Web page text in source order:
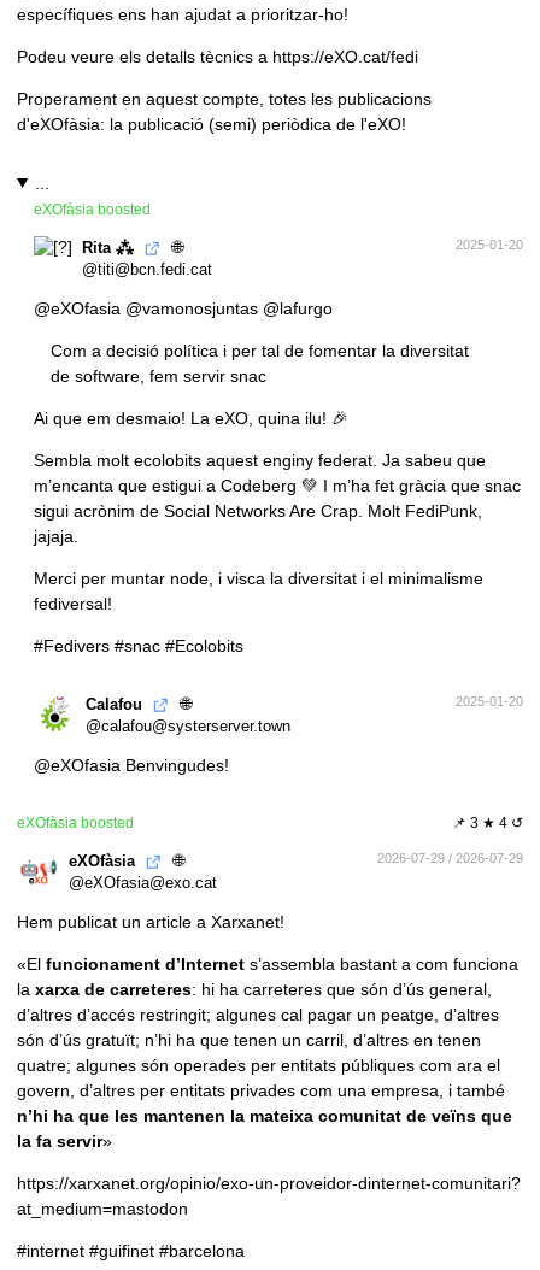
específiques ens han ajudat a prioritzar-ho!
Podeu veure els detalls tècnics a https://eXO.cat/fedi
Properament en aquest compte, totes les publicacions
d'eXOfàsia: la publicació (semi) periòdica de l'eXO!
eXOfàsia boosted
Rita ⁂ 🌐 2025-01-20
@titi@bcn.fedi.cat
@eXOfasia @vamonosjuntas @lafurgo
Com a decisió política i per tal de fomentar la diversitat
de software, fem servir snac
Ai que em desmaio! La eXO, quina ilu! 🎉
Sembla molt ecolobits aquest enginy federat. Ja sabeu que
m’encanta que estigui a Codeberg 💚 I m’ha fet gràcia que snac
sigui acrònim de Social Networks Are Crap. Molt FediPunk,
jajaja.
Merci per muntar node, i visca la diversitat i el minimalisme
fediversal!
#Fedivers #snac #Ecolobits
Calafou 🌐 2025-01-20
@calafou@systerserver.town
@eXOfasia Benvingudes!
📌 3 ★ 4 ↺
eXOfàsia boosted
eXOfàsia 🌐 2026-07-29 / 2026-07-29
@eXOfasia@exo.cat
Hem publicat un article a Xarxanet!
«El funcionament d’Internet s’assembla bastant a com funciona
la xarxa de carreteres: hi ha carreteres que són d’ús general,
d’altres d’accés restringit; algunes cal pagar un peatge, d’altres
són d’ús gratuït; n’hi ha que tenen un carril, d’altres en tenen
quatre; algunes són operades per entitats públiques com ara el
govern, d’altres per entitats privades com una empresa, i també
n’hi ha que les mantenen la mateixa comunitat de veïns que
la fa servir»
https://xarxanet.org/opinio/exo-un-proveidor-dinternet-comunitari?
at_medium=mastodon
#internet #guifinet #barcelona